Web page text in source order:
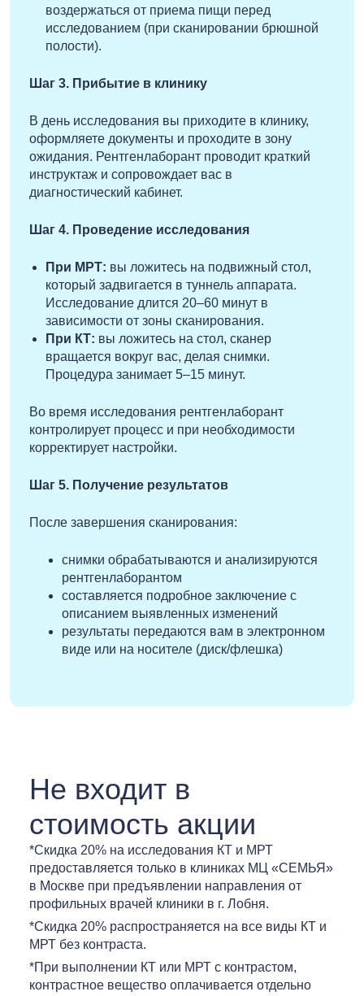
воздержаться от приема пищи перед
исследованием (при сканировании брюшной
полости).
Шаг 3. Прибытие в клинику
В день исследования вы приходите в клинику,
оформляете документы и проходите в зону
ожидания. Рентгенлаборант проводит краткий
инструктаж и сопровождает вас в
диагностический кабинет.
Шаг 4. Проведение исследования
При МРТ: вы ложитесь на подвижный стол,
который задвигается в туннель аппарата.
Исследование длится 20–60 минут в
зависимости от зоны сканирования.
При КТ: вы ложитесь на стол, сканер
вращается вокруг вас, делая снимки.
Процедура занимает 5–15 минут.
Во время исследования рентгенлаборант
контролирует процесс и при необходимости
корректирует настройки.
Шаг 5. Получение результатов
После завершения сканирования:
снимки обрабатываются и анализируются
рентгенлаборантом
составляется подробное заключение с
описанием выявленных изменений
результаты передаются вам в электронном
виде или на носителе (диск/флешка)
Не входит в
стоимость акции
*Скидка 20% на исследования КТ и МРТ
предоставляется только в клиниках МЦ «СЕМЬЯ»
в Москве при предъявлении направления от
профильных врачей клиники в г. Лобня.
*Скидка 20% распространяется на все виды КТ и
МРТ без контраста.
*При выполнении КТ или МРТ с контрастом,
контрастное вещество оплачивается отдельно